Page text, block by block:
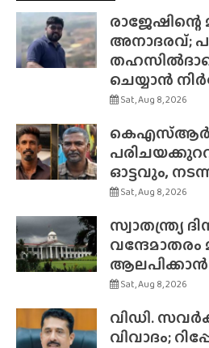
അനാദരവ്;
ചെയ്യാൻ
Sat, Aug 8, 2026
ഓട്ടവും,
Sat, Aug 8, 2026
സ്വാതന്ത്ര്യ
Sat, Aug 8, 2026
വിഡി.
വിവാദം;